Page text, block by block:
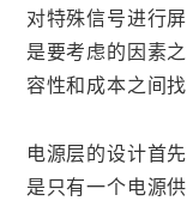
对特殊信号进行
是要考虑的因素
容性和成本之间
电源层的设计首
是只有一个电源